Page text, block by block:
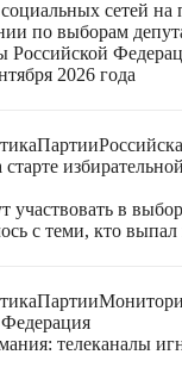
сетей на
по выборам
Российской
2026 года
Партии
участвовать в
с теми, кто выпал
Партии
телеканалы